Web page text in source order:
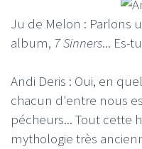
Ju de Melon : Parlons
album, 7 Sinners... Es-
Andi Deris : Oui, en
chacun d'entre nous
pécheurs... Tout cette
mythologie très